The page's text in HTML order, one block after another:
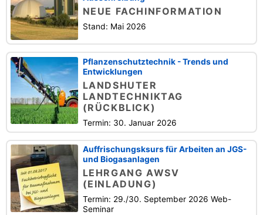
NEUE FACHINFORMATION
Stand: Mai 2026
Pflanzenschutztechnik - Trends und
Entwicklungen
LANDSHUTER
LANDTECHNIKTAG
(RÜCKBLICK)
Termin: 30. Januar 2026
Auffrischungsksurs für Arbeiten an JGS-
und Biogasanlagen
LEHRGANG AWSV
(EINLADUNG)
Termin: 29./30. September 2026 Web-
Seminar